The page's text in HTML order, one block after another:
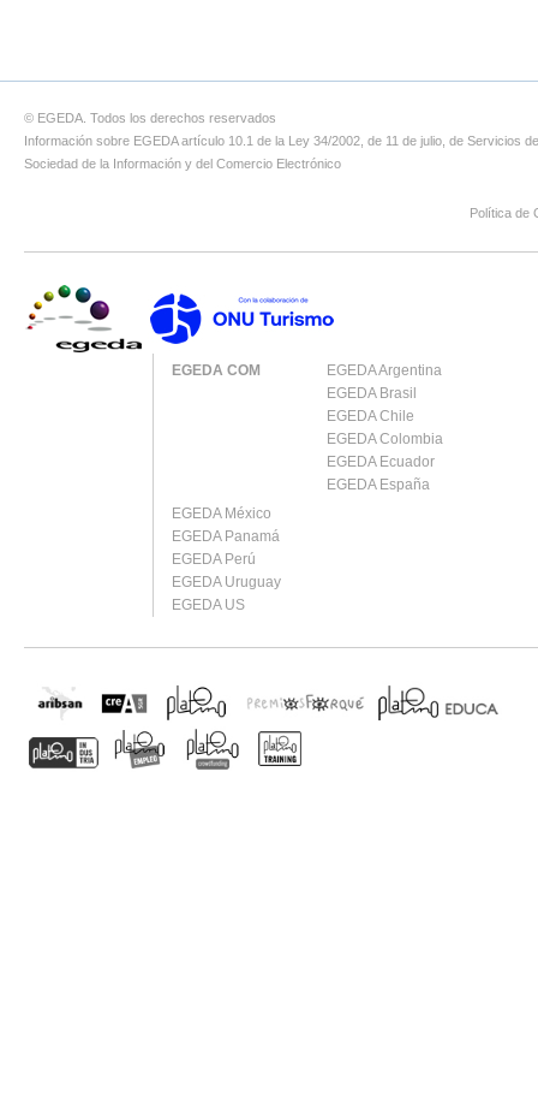
© EGEDA. Todos los derechos reservados
Información sobre EGEDA artículo 10.1 de la Ley 34/2002, de 11 de julio, de Servicios
Sociedad de la Información y del Comercio Electrónico
Política de
EGEDA COM
EGEDA Argentina
EGEDA Brasil
EGEDA Chile
EGEDA Colombia
EGEDA Ecuador
EGEDA España
EGEDA México
EGEDA Panamá
EGEDA Perú
EGEDA Uruguay
EGEDA US